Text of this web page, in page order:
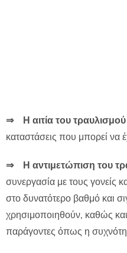
⇒ Η αιτία του τραυλισμού
καταστάσεις που μπορεί να
⇒ Η αντιμετώπιση του
συνεργασία με τους γονείς
στο δυνατότερο βαθμό και
χρησιμοποιηθούν, καθώς
παράγοντες όπως η